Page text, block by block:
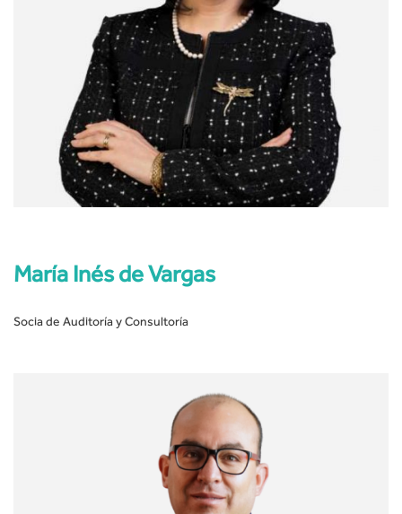
María Inés de Vargas
Socia de Auditoría y Consultoría